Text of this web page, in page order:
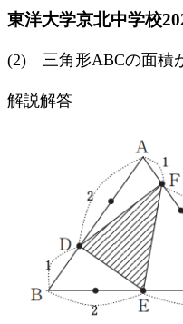
東洋大学京北中学校
(2) 三角形ABCの面積
解説解答